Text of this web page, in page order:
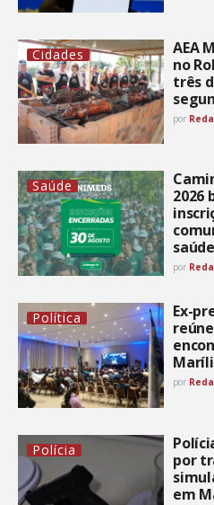
Cidades
AEA
no
três
por
Saúde
2026
por
Política
Ex-
por
Polícia
por
em